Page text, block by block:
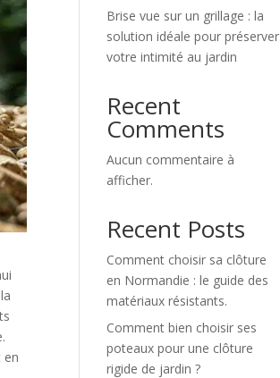
en
Brise vue sur un grillage : la
solution idéale pour préserver
votre intimité au jardin
Recent
Comments
Aucun commentaire à
afficher.
Recent Posts
Comment choisir sa clôture
en Normandie : le guide des
matériaux résistants.
Comment bien choisir ses
poteaux pour une clôture
rigide de jardin ?